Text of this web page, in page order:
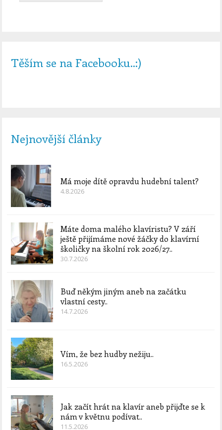
Těším se na Facebooku..:)
Nejnovější články
Má moje dítě opravdu hudební talent?
4.8.2026
Máte doma malého klavíristu? V září
ještě přijímáme nové žáčky do klavírní
školičky na školní rok 2026/27..
30.7.2026
Buď někým jiným aneb na začátku
vlastní cesty..
14.7.2026
Vím, že bez hudby nežiju..
16.5.2026
Jak začít hrát na klavír aneb přijďte se k
nám v květnu podívat..
11.5.2026